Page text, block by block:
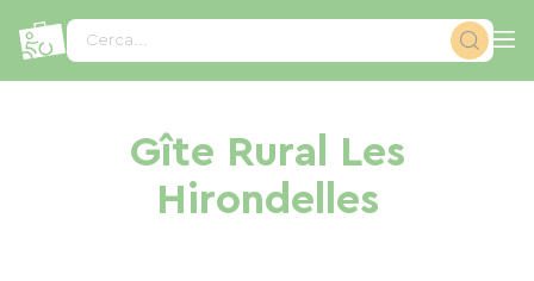
Cerca...
Gîte Rural Les
Hirondelles
Pannello di gestione dei cookies